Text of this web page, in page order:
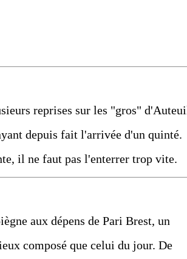
reprises sur les "gros"
depuis fait l'arrivée d'un quinté.
il ne faut pas l'enterrer trop vite.
aux dépens de Pari Brest, un
composé que celui du jour. De